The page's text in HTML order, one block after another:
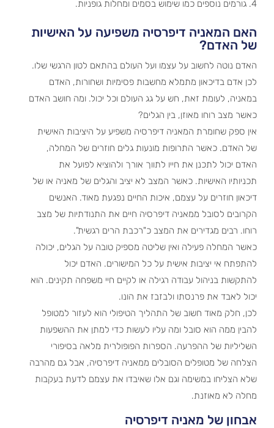
גורמים נוספים כמו שימוש בסמים ומחלות גופניות.
האם המאניה דיפרסיה משפיעה על האישיות
של האדם?
האדם נוטה לחשוב על עצמו ועל העולם בהתאם לטון הרגשי שלו.
לכן אדם בדיכאון מתמלא מחשבות פסימיות ושחורות, האדם
במאניה, לעומת זאת, חש על גג העולם וכל יכול. ומה חושב האדם
כאשר מצב רוחו מאוזן, בין הגלים?
אין ספק שחומרת המאניה דיפרסיה משפיע על היציבות האישית
של האדם. כאשר התרופות מונעות גלים חוזרים של המחלה,
האדם יכול לתכנן את חייו לתווך אורך ולהוציא לפועל את
תכניותיו האישיות. כאשר המצב לא יציב והגלים של מאניה או של
דיכאון חוזרים על עצמם, איכות החיים נפגעת מאוד. האנשים
הקרובים לסובל ממאניה דיפרסיה חיים את התנודתיות של מצב
רוחו. רבים מגדירים את המצב כ"רכבת הרים רגשית".
כאשר המחלה פעילה ואין שליטה מספיק טובה על הגלים, יכולה
להתפתח אי יציבות אישית על כל המישורים. האדם יכול
להתקשות בניהול עבודה רגילה או לקיים חיי משפחה תקינים. הוא
יכול לאבד את פרנסתו ולבזבז את הונו.
לכן, חלק מאוד חשוב של התהליך הטיפולי הוא לעזור למטופל
להבין ממה הוא סובל ומה עליו לעשות כדי למתן את ההשפעות
השליליות של ההפרעה. הספרות הפופולרית מלאה בסיפורי
הצלחה של מטופלים הסובלים ממאניה דיפרסיה, אבל גם מהרבה
שלא הצליחו במשימה וגם אלו שאיבדו את עצמם לדעת בעקבות
מחלה לא מאוזנת.
אבחון של מאניה דיפרסיה